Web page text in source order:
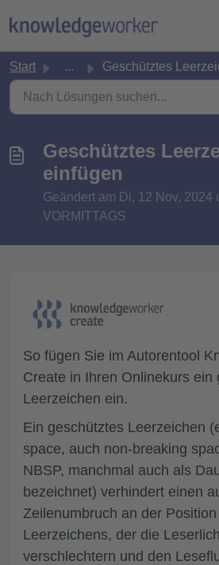
Start ... Geschütztes
Geschütztes
einfügen
Geändert am Di, 12 Nov, 2024
VORMITTAGS
So fügen Sie im Autorentool
Create in Ihren Onlinekurs ein
Leerzeichen ein.
Ein geschütztes Leerzeichen
space, auch non-breaking
NBSP, manchmal auch als
bezeichnet) verhindert einen
Zeilenumbruch an der
Leerzeichens, der die
verschlechtern und den